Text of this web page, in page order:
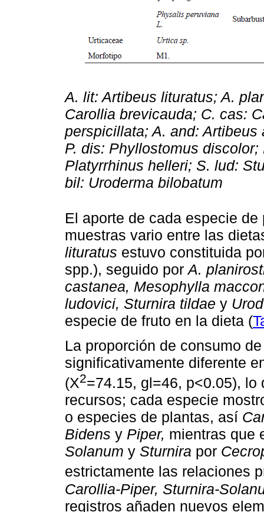
A. lit: Artibeus lituratus; A.
Carollia brevicauda; C. cas:
perspicillata; A. and:
P. dis: Phyllostomus
Platyrrhinus helleri; S. lud:
bil: Uroderma bilobatum
El aporte de cada especie
muestras vario entre las
lituratus estuvo constituida
spp.), seguido porA.
castanea, Mesophylla
ludovici, Sturnira tildae y
especie de fruto en la dieta (
La proporción de consumo
significativamente diferente
(X2=74.15, gl=46, p<0.05),
recursos; cada especie
o especies de plantas, así
Bidens y Piper, mientras que
Solanum y Sturnira por
estrictamente las relaciones
Carollia-Piper, Sturnira-
registros añaden nuevos